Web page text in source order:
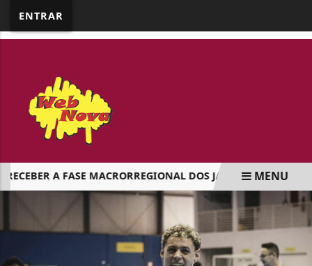
ENTRAR
A FASE MACRORREGIONAL DOS JAP`S
EM ALTA
MENU